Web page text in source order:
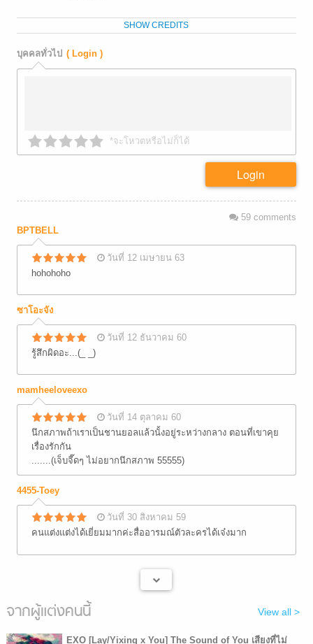
SHOW CREDITS
บุคคลทั่วไป ( Login )
*จะโหวตหรือไม่ก็ได้
Login
59comments
BPTBELL
วันที่ 12 เมษายน 63
hohohoho
ซาโอะจัง
วันที่ 12 ธันวาคม 60
รู้สึกผิดอะ...(_ _)
mamheeloveexo
วันที่ 14 ตุลาคม 60
นึกสภาพถ้าเราเป็นชานยอลเเล้วนั้งอยู่ระหว่างกลาง ตอนที่เขาคุย
เรื่องรักกัน
.......(เจ็บจี๊ดๆ ไม่อยากนึกสภาพ 55555)
4455-Toey
วันที่ 30 สิงหาคม 59
คนแต่งแต่งได้เยี่ยมมากค่ะสื่ออารมณ์ตัวละครได้เจ๋งมาก
จากผู้แต่งคนนี้ View all >
EXO [Lay/Yixing x You] The Sound of You เสียงที่ไม่